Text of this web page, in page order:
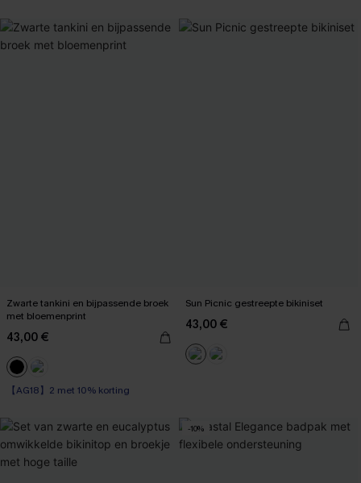
Zwarte tankini en bijpassende broek
met bloemenprint
43,00 €
【AG18】2 met 10% korting
Op voorraad
Sun Picnic gestreepte bikiniset
43,00 €
-10%